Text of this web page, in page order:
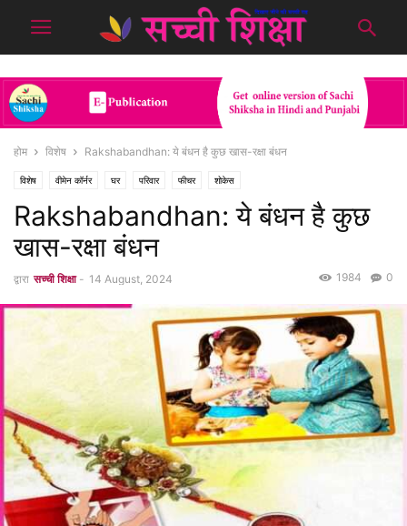
होम विशेष Rakshabandhan: ये बंधन है कुछ खास-रक्षा बंधन
विशेष वीमेन कॉर्नर घर परिवार फीचर शोकेस
Rakshabandhan: ये बंधन है कुछ
खास-रक्षा बंधन
द्वारा सच्ची शिक्षा - 14 August, 2024 0
1984